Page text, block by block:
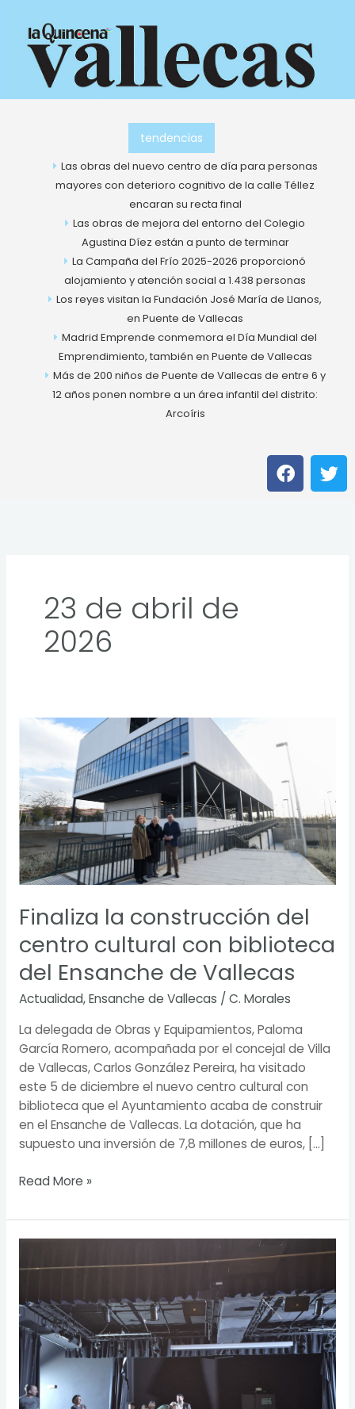
contenido
tendencias
Las obras del nuevo centro de día para personas
mayores con deterioro cognitivo de la calle Téllez
encaran su recta final
Las obras de mejora del entorno del Colegio
Agustina Díez están a punto de terminar
La Campaña del Frío 2025-2026 proporcionó
alojamiento y atención social a 1.438 personas
Los reyes visitan la Fundación José María de Llanos,
en Puente de Vallecas
Madrid Emprende conmemora el Día Mundial del
Emprendimiento, también en Puente de Vallecas
Más de 200 niños de Puente de Vallecas de entre 6 y
12 años ponen nombre a un área infantil del distrito:
Arcoíris
F
a
c
T
w
i
23 de abril de
2026
Finaliza la construcción del
centro cultural con biblioteca
del Ensanche de Vallecas
Actualidad,Ensanche de Vallecas / C. Morales
La delegada de Obras y Equipamientos, Paloma
García Romero, acompañada por el concejal de Villa
de Vallecas, Carlos González Pereira, ha visitado
este 5 de diciembre el nuevo centro cultural con
biblioteca que el Ayuntamiento acaba de construir
en el Ensanche de Vallecas. La dotación, que ha
supuesto una inversión de 7,8 millones de euros, […]
Finaliza
construcción
del
centro
cultural
con
biblioteca
del
de
Vallecas
Read More »
de
celebra
su
primer
Concurso
Matemático
por